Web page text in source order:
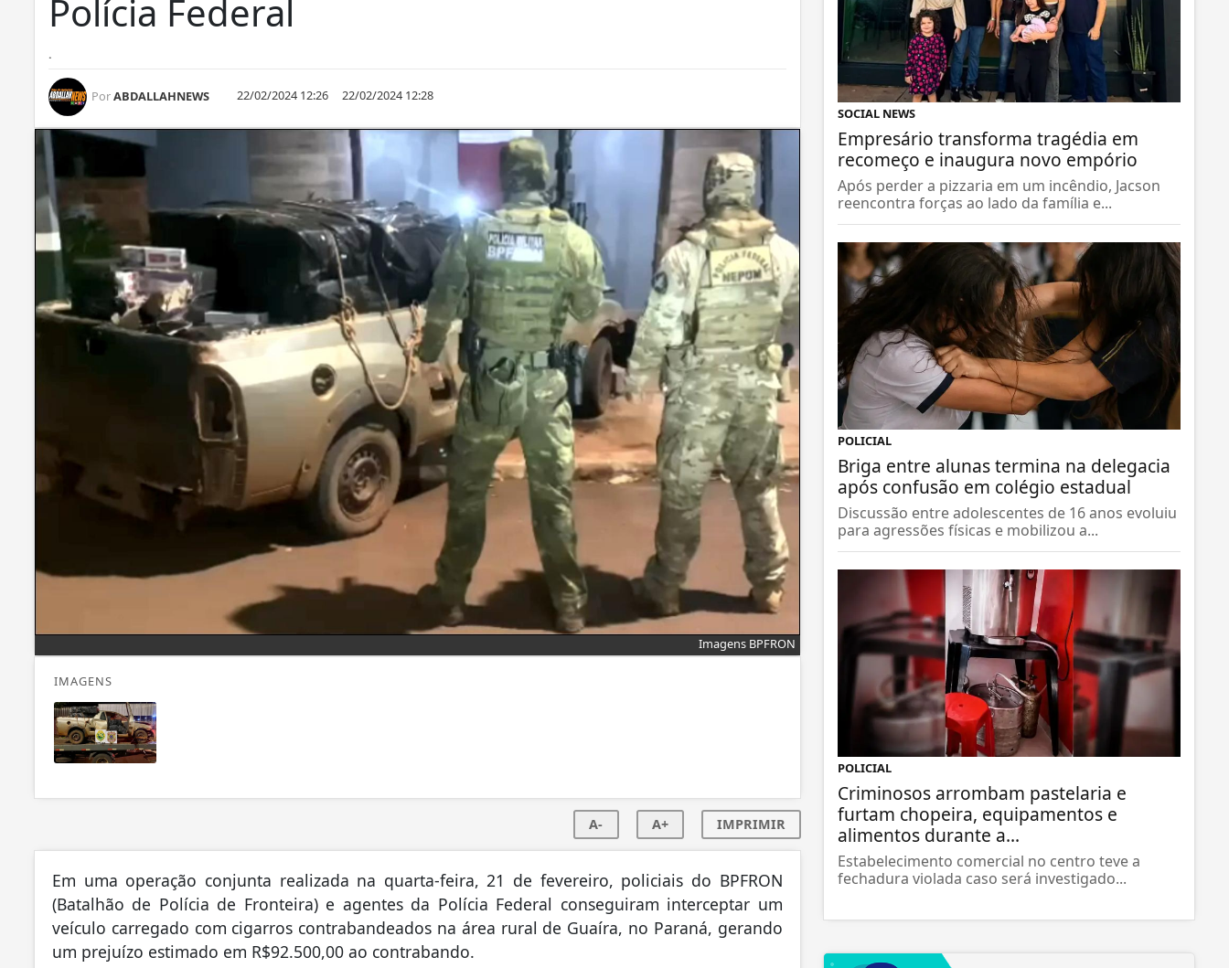
Polícia Federal
.
PorABDALLAHNEWS 22/02/2024 12:26 22/02/2024 12:28
Imagens BPFRON
IMAGENS
A- A+ IMPRIMIR
Em uma operação conjunta realizada na quarta-feira, 21 de fevereiro, policiais do BPFRON
(Batalhão de Polícia de Fronteira) e agentes da Polícia Federal conseguiram interceptar um
veículo carregado com cigarros contrabandeados na área rural de Guaíra, no Paraná, gerando
um prejuízo estimado em R$92.500,00 ao contrabando.
SOCIAL NEWS
Empresário transforma tragédia em
recomeço e inaugura novo empório
Após perder a pizzaria em um incêndio, Jacson
reencontra forças ao lado da família e...
POLICIAL
Briga entre alunas termina na delegacia
após confusão em colégio estadual
Discussão entre adolescentes de 16 anos evoluiu
para agressões físicas e mobilizou a...
POLICIAL
Criminosos arrombam pastelaria e
furtam chopeira, equipamentos e
alimentos durante a...
Estabelecimento comercial no centro teve a
fechadura violada caso será investigado...